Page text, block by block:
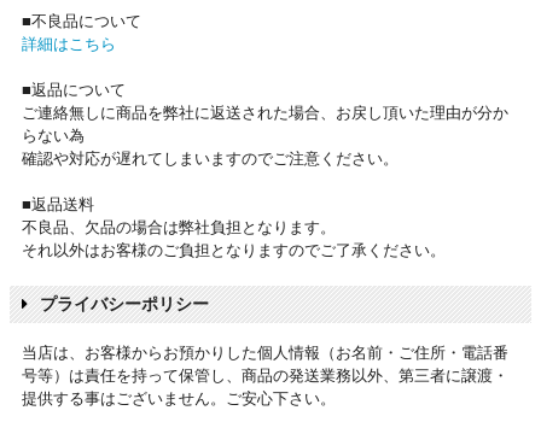
■不良品について
詳細はこちら
■返品について
ご連絡無しに商品を弊社に返送された場合、お戻し頂いた理由が分か
らない為
確認や対応が遅れてしまいますのでご注意ください。
■返品送料
不良品、欠品の場合は弊社負担となります。
それ以外はお客様のご負担となりますのでご了承ください。
プライバシーポリシー
当店は、お客様からお預かりした個人情報（お名前・ご住所・電話番
号等）は責任を持って保管し、商品の発送業務以外、第三者に譲渡・
提供する事はございません。ご安心下さい。